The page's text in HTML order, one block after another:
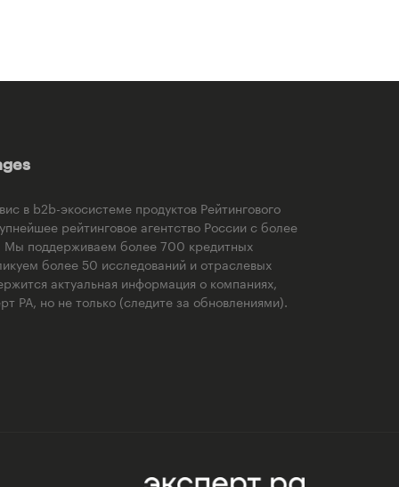
в b2b-экосистеме продуктов Рейтингового
рейтинговое агентство России с более
Мы поддерживаем более 700 кредитных
более 50 исследований и отраслевых
актуальная информация о компаниях,
РА, но не только (следите за обновлениями).